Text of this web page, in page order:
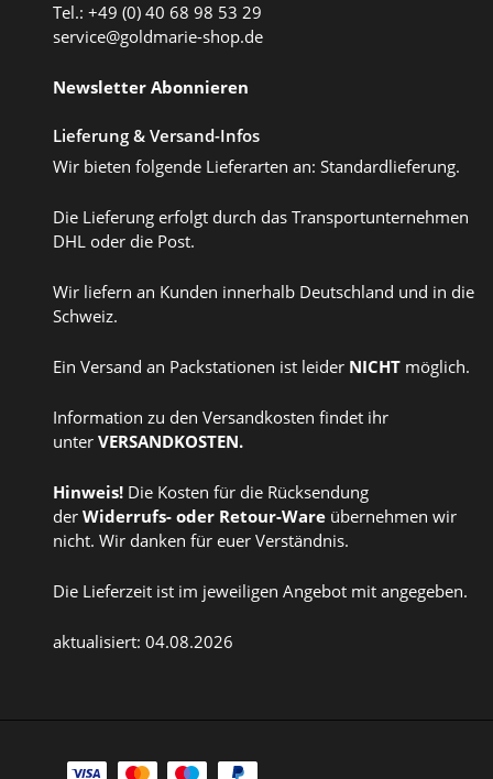
Tel.: +49 (0) 40 68 98 53 29
service@goldmarie-shop.de
Newsletter Abonnieren
Lieferung & Versand-Infos
Wir bieten folgende Lieferarten an: Standardlieferung.
Die Lieferung erfolgt durch das Transportunternehmen
DHL oder die Post.
Wir liefern an Kunden innerhalb Deutschland und in die
Schweiz.
Ein Versand an Packstationen ist leider NICHT möglich.
Information zu den Versandkosten findet ihr
unter VERSANDKOSTEN.
Hinweis! Die Kosten für die Rücksendung
der Widerrufs- oder Retour-Ware übernehmen wir
nicht. Wir danken für euer Verständnis.
Die Lieferzeit ist im jeweiligen Angebot mit angegeben.
aktualisiert: 04.08.2026
Zahlungsarten